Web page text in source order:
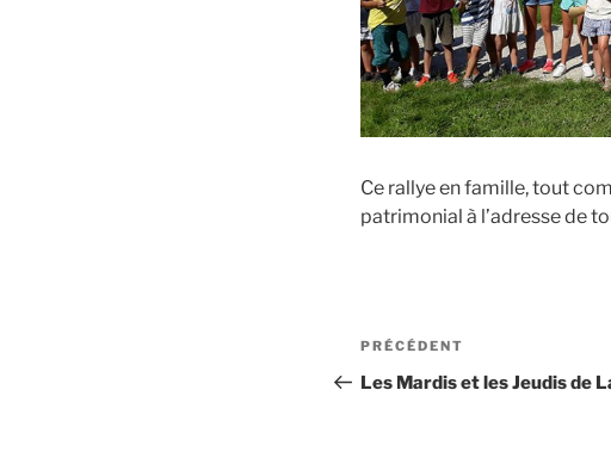
Ce rallye en famille, tout
patrimonial à l’adresse de
Navigation
de
Article
précédent
PRÉCÉDENT
Les Mardis et les Jeudis de